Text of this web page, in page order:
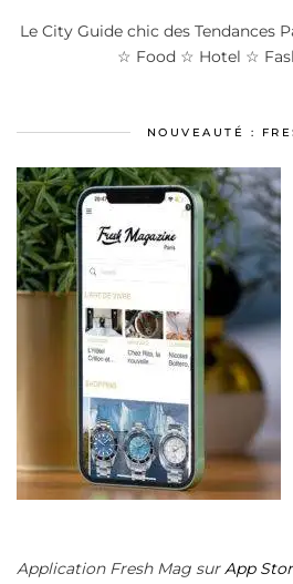
Le City Guide chic des Tendances
☆ Food ☆ Hotel ☆
NOUVEAUTÉ :
Application Fresh Mag surApp